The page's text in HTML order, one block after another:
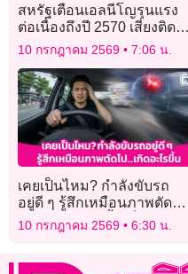
สหรัฐเตือนเอลนีโญรุนแรง
ต่อเนื่องถึงปี 2570 เสี่ยงติด
อันดับหนักสุดในรอบกว่า 70
10 กรกฎาคม 2569 7:06 น.
เคยเป็นไหม? กำลังขับรถ
อยู่ดี ๆ รู้สึกเหมือนภาพตัด
ไป…เกิดอะไรขึ้น เป็นโรค
หลอดเลือดสมอง หรือ Stroke
10 กรกฎาคม 2569 6:30 น.